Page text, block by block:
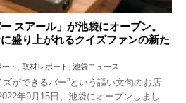
スアール」が池袋にオープン。
盛り上がれるクイズファンの新た
ト 取材レポート 池袋ニュース
ができるバー”という謳い文句のお店
年9月15日、池袋にオープンしまし